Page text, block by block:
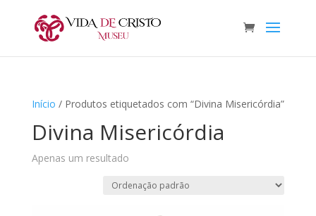
Início / Produtos etiquetados com “Divina Misericórdia”
Divina Misericórdia
Apenas um resultado